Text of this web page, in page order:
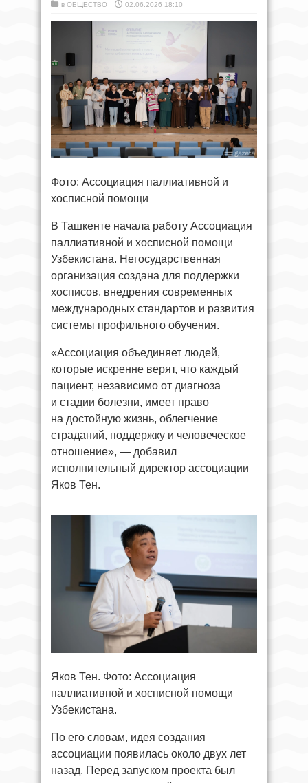
в ОБЩЕСТВО 02.06.2026 18:10
Фото: Ассоциация паллиативной и
хосписной помощи
В Ташкенте начала работу Ассоциация
паллиативной и хосписной помощи
Узбекистана. Негосударственная
организация создана для поддержки
хосписов, внедрения современных
международных стандартов и развития
системы профильного обучения.
«Ассоциация объединяет людей,
которые искренне верят, что каждый
пациент, независимо от диагноза
и стадии болезни, имеет право
на достойную жизнь, облегчение
страданий, поддержку и человеческое
отношение», — добавил
исполнительный директор ассоциации
Яков Тен.
Яков Тен. Фото: Ассоциация
паллиативной и хосписной помощи
Узбекистана.
По его словам, идея создания
ассоциации появилась около двух лет
назад. Перед запуском проекта был